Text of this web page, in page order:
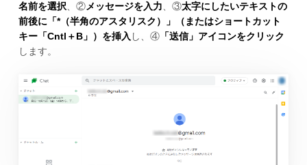
名前を選択 、②メッセージを入力 、③太字にしたいテキストの
前後に「*（半角のアスタリスク）」（またはショートカット
キー「Cntl＋B」）を挿入 し、④「送信」アイコンをクリック
します。